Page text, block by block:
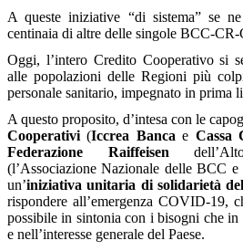
A queste iniziative “di sistema” se
centinaia di altre delle singole BCC-CR-
Oggi, l’intero Credito Cooperativo si
alle popolazioni delle Regioni più
personale sanitario, impegnato in prima
A questo proposito, d’intesa con le
Cooperativi (Iccrea Banca e Cassa
Federazione Raiffeisen
(l’Associazione Nazionale delle BCC e
un’iniziativa unitaria di solidarietà
rispondere all’emergenza COVID-19,
possibile in sintonia con i bisogni che
e nell’interesse generale del Paese.